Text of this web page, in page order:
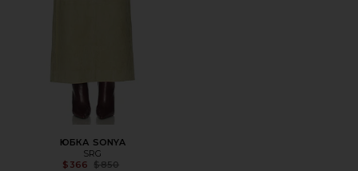
ЮБКА SONYA
SRG
$366
Previous price:
$850